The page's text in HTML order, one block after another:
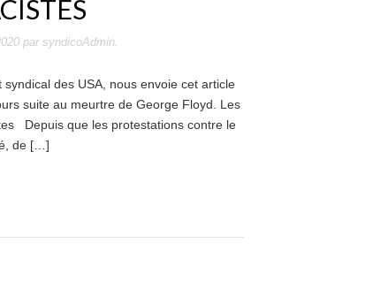
par syndicoAdmin.
des USA, nous envoie cet article
suite au meurtre de George Floyd. Les
Depuis que les protestations contre le
de […]